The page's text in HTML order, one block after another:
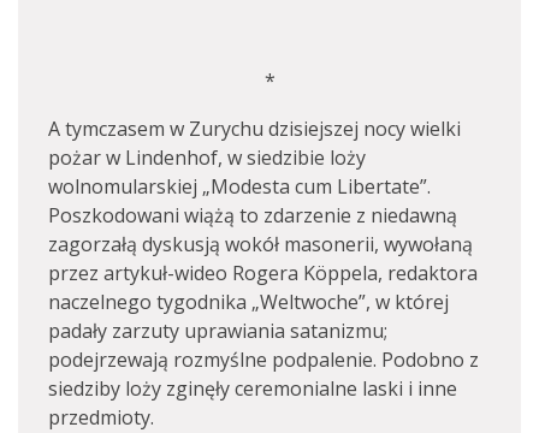
*
A tymczasem w Zurychu dzisiejszej nocy wielki
pożar w Lindenhof, w siedzibie loży
wolnomularskiej „Modesta cum Libertate”.
Poszkodowani wiążą to zdarzenie z niedawną
zagorzałą dyskusją wokół masonerii, wywołaną
przez artykuł-wideo Rogera Köppela, redaktora
naczelnego tygodnika „Weltwoche”, w której
padały zarzuty uprawiania satanizmu;
podejrzewają rozmyślne podpalenie. Podobno z
siedziby loży zginęły ceremonialne laski i inne
przedmioty.